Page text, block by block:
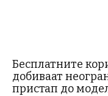
Бесплатните
добиваат
пристап до